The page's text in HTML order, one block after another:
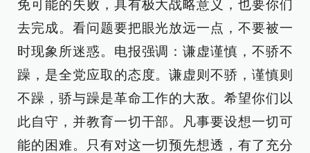
免可能的失败，具有极大战略意义，也要你们
去完成。看问题要把眼光放远一点，不要被一
时现象所迷惑。电报强调：谦虚谨慎，不骄不
躁，是全党应取的态度。谦虚则不骄，谨慎则
不躁，骄与躁是革命工作的大敌。希望你们以
此自守，并教育一切干部。凡事要设想一切可
能的困难。只有对这一切预先想透，有了充分